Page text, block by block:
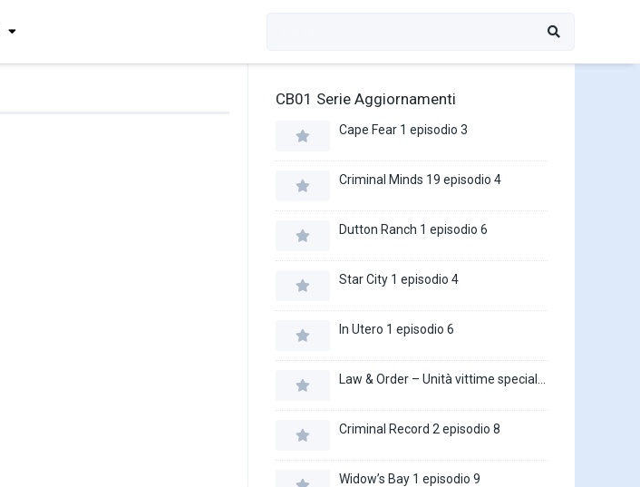
CB01 Serie Aggiornamenti
Cape Fear 1 episodio 3
Criminal Minds 19 episodio 4
Dutton Ranch 1 episodio 6
Star City 1 episodio 4
In Utero 1 episodio 6
Criminal Record 2 episodio 8
Widow’s Bay 1 episodio 9